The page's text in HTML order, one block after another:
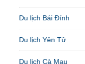
Du lịch Bái Đính
Du lịch Yên Tử
Du lịch Cà Mau